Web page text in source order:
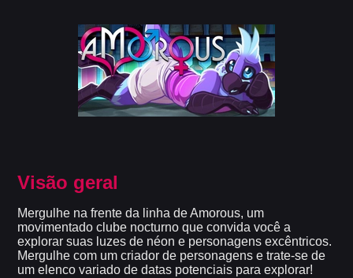
Visão geral
Mergulhe na frente da linha de Amorous, um
movimentado clube nocturno que convida você a
explorar suas luzes de néon e personagens excêntricos.
Mergulhe com um criador de personagens e trate-se de
um elenco variado de datas potenciais para explorar!